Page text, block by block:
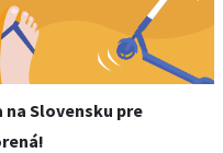
Slovensku pre